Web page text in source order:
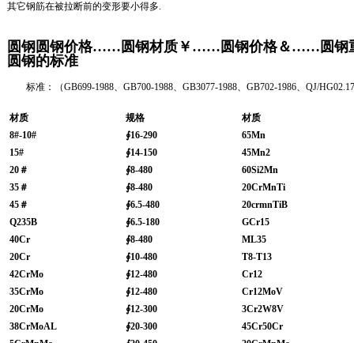
其它钢筋在被拉断前的变形要小得多.
圆钢圆钢价格……圆钢材质￥……圆钢价格＆……圆钢
圆钢的标准
标准：（GB699-1988、GB700-1988、GB3077-1988、GB702-1986、QJ/
材质 规格
材质
8#-10#
∮16-290
65Mn
15#
∮14-150
45Mn2
20＃ ∮8-480
60Si2Mn
35＃ ∮8-480
20CrMnTi
45＃ ∮6.5-480
20crmnTiB
Q235B
∮6.5-180
GCr15
40Cr
∮8-480
ML35
20Cr
∮10-480
T8-T13
42CrMo
∮12-480
Cr12
35CrMo
∮12-480
Cr12MoV
20CrMo
∮12-300
3Cr2W8V
38CrMoAL
∮20-300
45Cr50Cr